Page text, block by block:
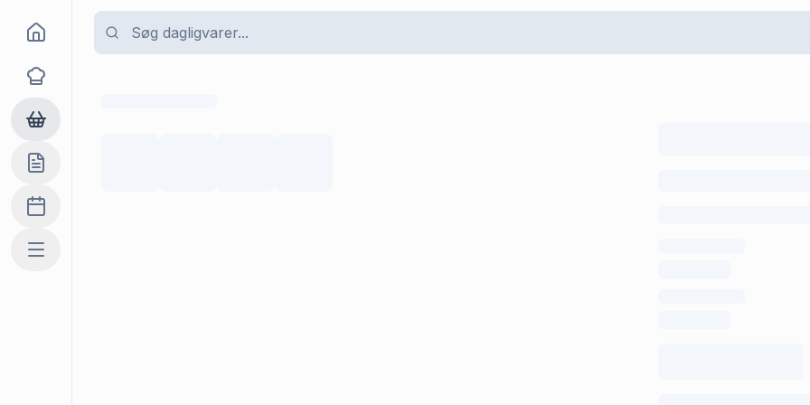
Goma
Opskrifter
Dagligvarer
Indkøbslisten
Madplan
Mere